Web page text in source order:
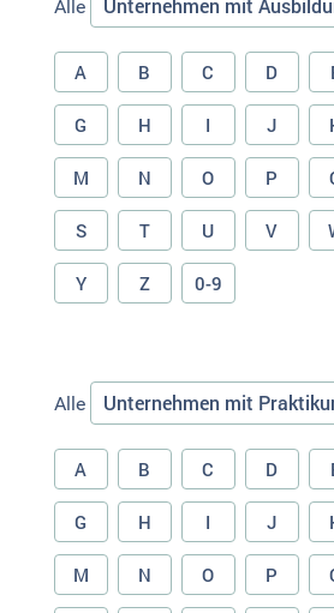
Alle Unternehmen mit
A B C D
G H I J
M N O P
S T U V
Y Z 0-9
Alle Unternehmen mit
A B C D
G H I J
M N O P